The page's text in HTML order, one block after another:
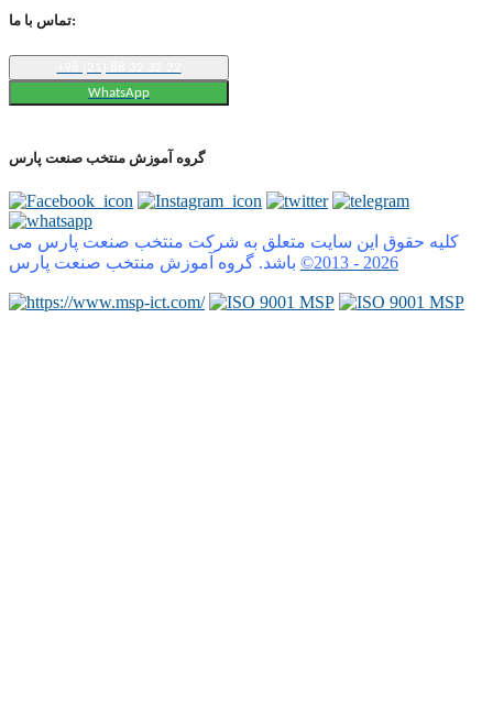
تماس با ما:
WhatsApp
گروه آموزش منتخب صنعت پارس
کلیه حقوق این سایت متعلق به شرکت منتخب صنعت پارس می
©2013 - 2026